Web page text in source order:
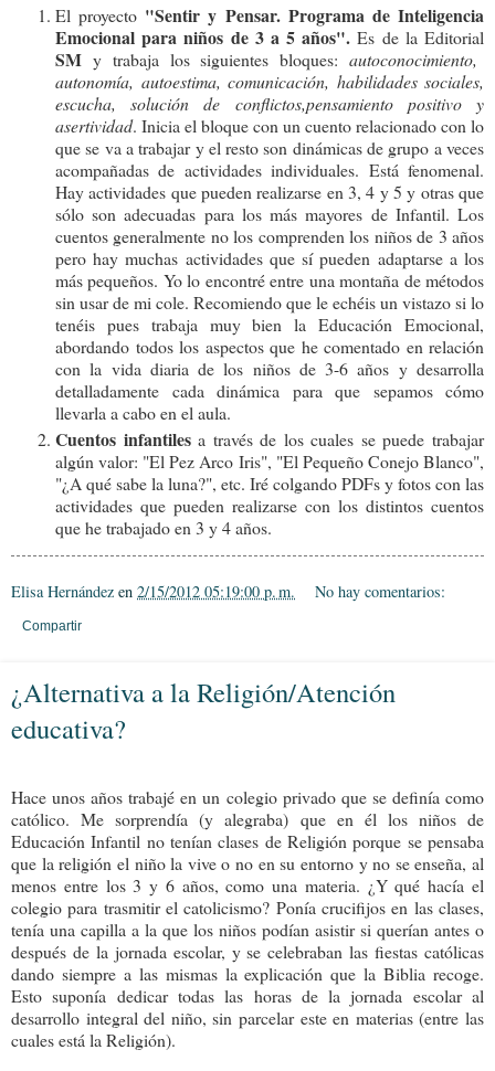
El proyecto "Sentir y Pensar. Programa de Inteligencia
Emocional para niños de 3 a 5 años". Es de la Editorial
SM y trabaja los siguientes bloques:autoconocimiento,
autonomía, autoestima, comunicación, habilidades sociales,
escucha, solución de conflictos,pensamiento positivo y
asertividad. Inicia el bloque con un cuento relacionado con lo
que se va a trabajar y el resto son dinámicas de grupo a veces
acompañadas de actividades individuales. Está fenomenal.
Hay actividades que pueden realizarse en 3, 4 y 5 y otras que
sólo son adecuadas para los más mayores de Infantil. Los
cuentos generalmente no los comprenden los niños de 3 años
pero hay muchas actividades que sí pueden adaptarse a los
más pequeños. Yo lo encontré entre una montaña de métodos
sin usar de mi cole. Recomiendo que le echéis un vistazo si lo
tenéis pues trabaja muy bien la Educación Emocional,
abordando todos los aspectos que he comentado en relación
con la vida diaria de los niños de 3-6 años y desarrolla
detalladamente cada dinámica para que sepamos cómo
llevarla a cabo en el aula.
Cuentos infantilesa través de los cuales se puede trabajar
algún valor: "El Pez Arco Iris", "El Pequeño Conejo Blanco",
"¿A qué sabe la luna?", etc. Iré colgando PDFs y fotos con las
actividades que pueden realizarse con los distintos cuentos
que he trabajado en 3 y 4 años.
Elisa Hernández en 2/15/2012 05:19:00 p. m. No hay comentarios:
Compartir
¿Alternativa a la Religión/Atención
educativa?
Hace unos años trabajé en un colegio privado que se definía como
católico. Me sorprendía (y alegraba) que en él los niños de
Educación Infantil no tenían clases de Religión porque se pensaba
que la religión el niño la vive o no en su entorno y no se enseña, al
menos entre los 3 y 6 años, como una materia. ¿Y qué hacía el
colegio para trasmitir el catolicismo? Ponía crucifijos en las clases,
tenía una capilla a la que los niños podían asistir si querían antes o
después de la jornada escolar, y se celebraban las fiestas católicas
dando siempre a las mismas la explicación que la Biblia recoge.
Esto suponía dedicar todas las horas de la jornada escolar al
desarrollo integral del niño, sin parcelar este en materias (entre las
cuales está la Religión).